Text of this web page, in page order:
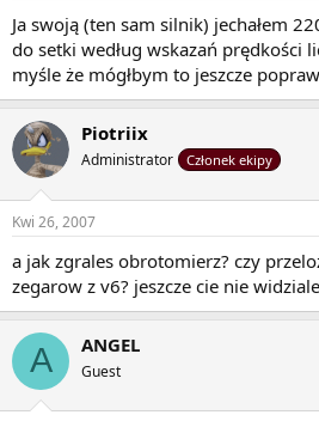
Ja swoją (ten sam silnik) jechałem
do setki według wskazań prędkości
myśle że mógłbym to jeszcze
Piotriix
Administrator Członek ekipy
Kwi 26, 2007
a jak zgrales obrotomierz? czy
zegarow z v6? jeszcze cie nie
A ANGEL
Guest